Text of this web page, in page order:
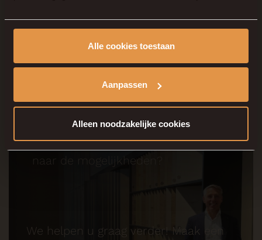
Alle cookies toestaan
Aanpassen
Alleen noodzakelijke cookies
Benieuwd
naar de mogelijkheden?
We helpen u graag verder! Maak een